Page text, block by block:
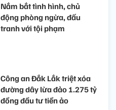
Nắm bắt tình hình, chủ
động phòng ngừa, đấu
tranh với tội phạm
Công an Đắk Lắk triệt xóa
đường dây lừa đảo 1.275 tỷ
đồng đầu tư tiền ảo